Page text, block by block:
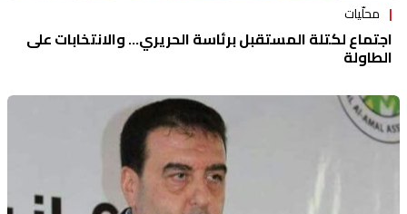
محلّيات
اجتماع لكتلة المستقبل برئاسة الحريري... والانتخابات على
الطاولة